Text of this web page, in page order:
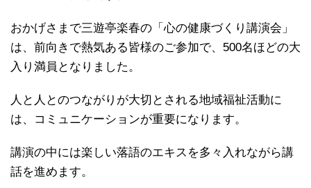
おかげさまで三遊亭楽春の「心の健康づくり講演会」
は、前向きで熱気ある皆様のご参加で、500名ほどの大
入り満員となりました。
人と人とのつながりが大切とされる地域福祉活動に
は、コミュニケーションが重要になります。
講演の中には楽しい落語のエキスを多々入れながら講
話を進めます。